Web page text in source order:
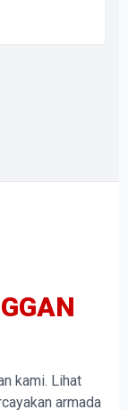
kami. Lihat
armada